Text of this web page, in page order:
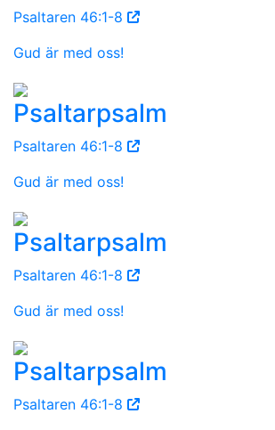
Psaltaren 46:1-8
Gud är med oss!
Psaltarpsalm
Psaltaren 46:1-8
Gud är med oss!
Psaltarpsalm
Psaltaren 46:1-8
Gud är med oss!
Psaltarpsalm
Psaltaren 46:1-8